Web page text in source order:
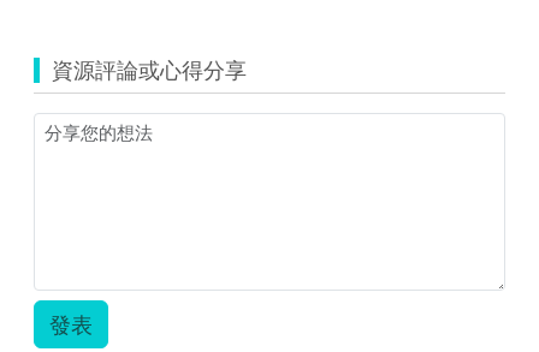
資源評論或心得分享
發表